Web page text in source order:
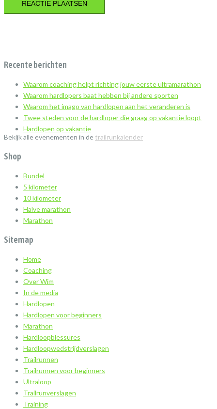
Recente berichten
Waarom coaching helpt richting jouw eerste ultramarathon
Waarom hardlopers baat hebben bij andere sporten
Waarom het imago van hardlopen aan het veranderen is
Twee steden voor de hardloper die graag op vakantie loopt
Hardlopen op vakantie
Bekijk alle evenementen in de trailrunkalender
Shop
Bundel
5 kilometer
10 kilometer
Halve marathon
Marathon
Sitemap
Home
Coaching
Over Wim
In de media
Hardlopen
Hardlopen voor beginners
Marathon
Hardloopblessures
Hardloopwedstrijdverslagen
Trailrunnen
Trailrunnen voor beginners
Ultraloop
Trailrunverslagen
Training